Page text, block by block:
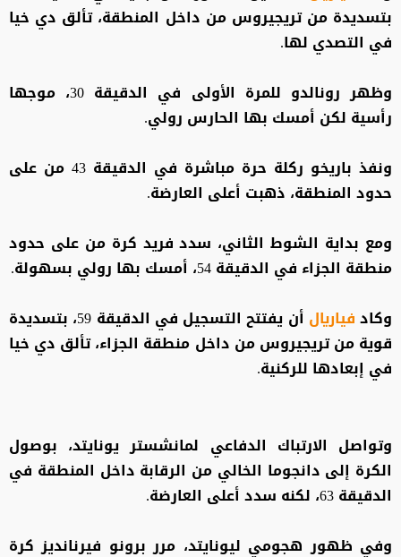
بتسديدة من تريجيروس من داخل المنطقة، تألق دي خيا
في التصدي لها.
وظهر رونالدو للمرة الأولى في الدقيقة 30، موجها
رأسية لكن أمسك بها الحارس رولي.
ونفذ باريخو ركلة حرة مباشرة في الدقيقة 43 من على
حدود المنطقة، ذهبت أعلى العارضة.
ومع بداية الشوط الثاني، سدد فريد كرة من على حدود
منطقة الجزاء في الدقيقة 54، أمسك بها رولي بسهولة.
وكادفياريال
أن يفتتح التسجيل في الدقيقة 59، بتسديدة
قوية من تريجيروس من داخل منطقة الجزاء، تألق دي خيا
في إبعادها للركنية.
وتواصل الارتباك الدفاعي لمانشستر يونايتد، بوصول
الكرة إلى دانجوما الخالي من الرقابة داخل المنطقة في
الدقيقة 63، لكنه سدد أعلى العارضة.
وفي ظهور هجومي ليونايتد، مرر برونو فيرنانديز كرة